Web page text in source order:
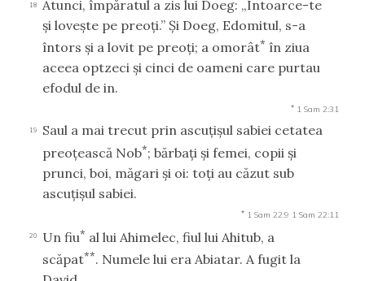
18
Atunci, împăratul a zis lui Doeg: „Întoarce-te
şi loveşte pe preoţi.” Şi Doeg, Edomitul, s-a
întors şi a lovit pe preoţi; a omorât* în ziua
aceea optzeci şi cinci de oameni care purtau
efodul de in.
* 1 Sam 2:31
19
Saul a mai trecut prin ascuţişul sabiei cetatea
preoţească Nob*; bărbaţi şi femei, copii şi
prunci, boi, măgari şi oi: toţi au căzut sub
ascuţişul sabiei.
* 1 Sam 22:9 1 Sam 22:11
20 Un fiu* al lui Ahimelec, fiul lui Ahitub, a
scăpat**. Numele lui era Abiatar. A fugit la